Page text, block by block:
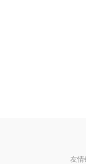
友情